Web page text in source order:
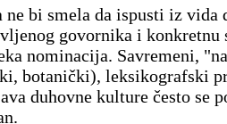
bi smela da ispusti iz vida
govornika i
nominacija. Savremeni,
botanički), leksikografski
duhovne kulture često se